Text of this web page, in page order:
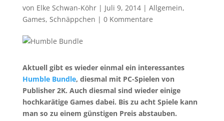
von Elke Schwan-Köhr| Juli 9, 2014| Allgemein,
Games, Schnäppchen | 0 Kommentare
Aktuell gibt es wieder einmal ein interessantes
Humble Bundle, diesmal mit PC-Spielen von
Publisher 2K. Auch diesmal sind wieder einige
hochkarätige Games dabei. Bis zu acht Spiele kann
man so zu einem günstigen Preis abstauben.